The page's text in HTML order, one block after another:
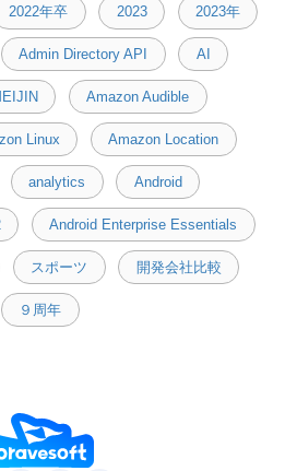
2022年卒 2023 2023年
Admin Directory API AI
Amazon Audible
Linux Amazon Location
analytics Android
Android Enterprise Essentials
スポーツ 開発会社比較
９周年